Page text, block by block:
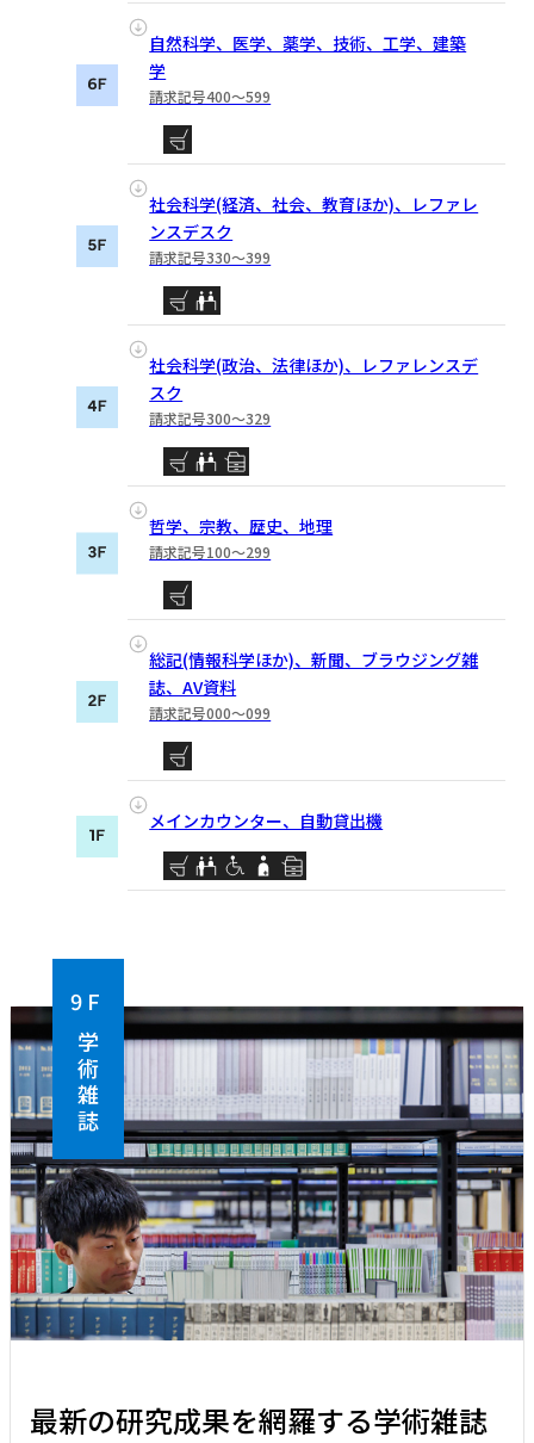
自然科学、医学、薬学、技術、工学、建築
学
請求記号400〜599
社会科学(経済、社会、教育ほか)、レファレ
ンスデスク
請求記号330〜399
社会科学(政治、法律ほか)、レファレンスデ
スク
請求記号300〜329
哲学、宗教、歴史、地理
請求記号100〜299
総記(情報科学ほか)、新聞、ブラウジング雑
誌、AV資料
請求記号000〜099
メインカウンター、自動貸出機
9F
学術雑誌
最新の研究成果を網羅する学術雑誌